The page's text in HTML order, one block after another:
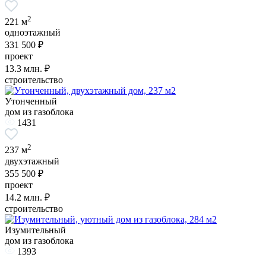
221 м2
одноэтажный
331 500 ₽
проект
13.3 млн. ₽
строительство
Утонченный
дом из газоблока
1431
237 м2
двухэтажный
355 500 ₽
проект
14.2 млн. ₽
строительство
Изумительный
дом из газоблока
1393